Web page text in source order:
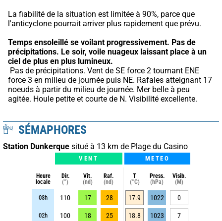
La fiabilité de la situation est limitée à 90%, parce que
l'anticyclone pourrait arriver plus rapidement que prévu.
Temps ensoleillé se voilant progressivement. Pas de
précipitations. Le soir, voile nuageux laissant place à un
ciel de plus en plus lumineux.
force 3 en milieu de journée puis NE. Rafales atteignant 17
noeuds à partir du milieu de journée. Mer belle à peu
agitée. Houle petite et courte de N. Visibilité excellente.
SÉMAPHORES
Station Dunkerque situé à 13 km de Plage du Casino
VENT METEO
Heure
locale
Dir.
(°)
Vit.
(nd)
Raf.
(nd)
T
(°C)
Press.
(hPa)
Visib.
(M)
03h 110 17 28 17.9 1022 0
02h 100 18 25 18.8 1023 7